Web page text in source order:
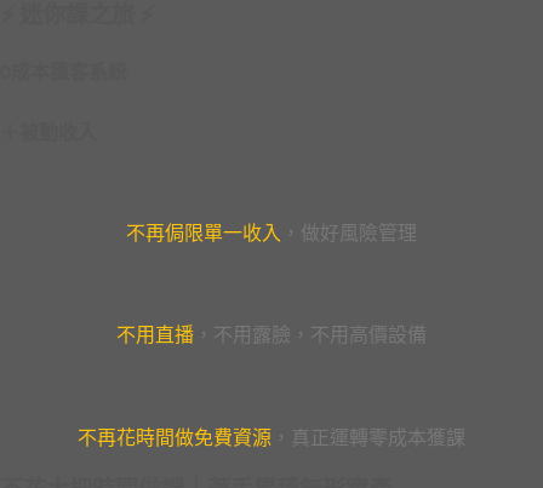
不再侷限單一收入 ，做好風險管理
不用直播 ，不用露臉，不用高價設備
不再花時間做免費資源 ，真正運轉零成本獲課